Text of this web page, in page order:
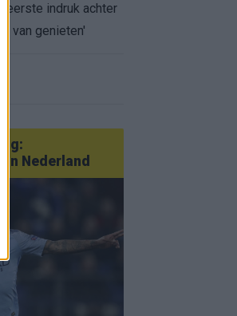
eerste indruk achter
van genieten'
Nederland